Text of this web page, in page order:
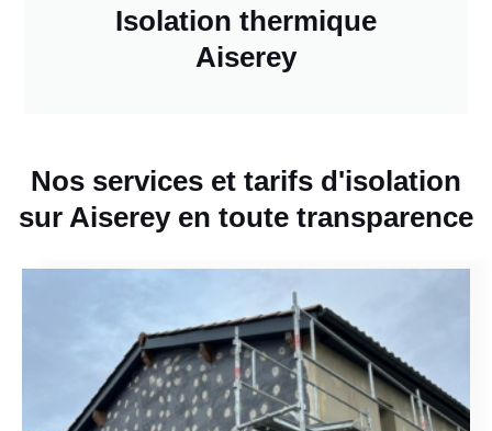
Isolation thermique
Aiserey
Nos services et tarifs d'isolation
sur Aiserey en toute transparence